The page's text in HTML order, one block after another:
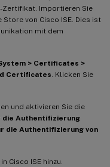
Zertifikat. Importieren Sie
von Cisco ISE. Dies ist
mit dem
> Certificates >
Certificates. Klicken Sie
und aktivieren Sie die
die Authentifizierung
die Authentifizierung von
Cisco ISE hinzu.